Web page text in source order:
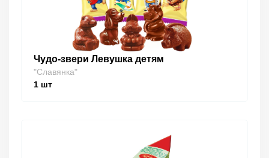
Чудо-звери Левушка детям
"Славянка"
1 шт